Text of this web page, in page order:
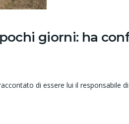
giorni: ha
di essere lui il responsabile